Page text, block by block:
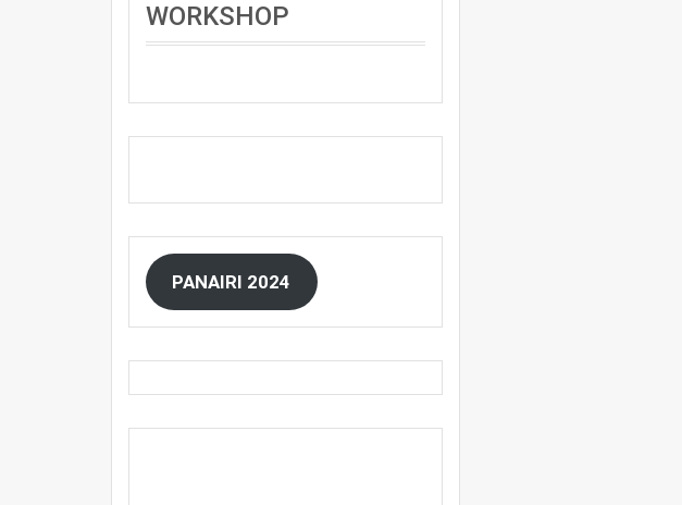
WORKSHOP
PANAIRI 2024